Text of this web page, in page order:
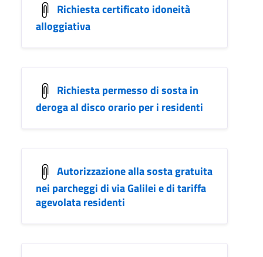
Richiesta certificato idoneità
alloggiativa
Richiesta permesso di sosta in
deroga al disco orario per i residenti
Autorizzazione alla sosta gratuita
nei parcheggi di via Galilei e di tariffa
agevolata residenti